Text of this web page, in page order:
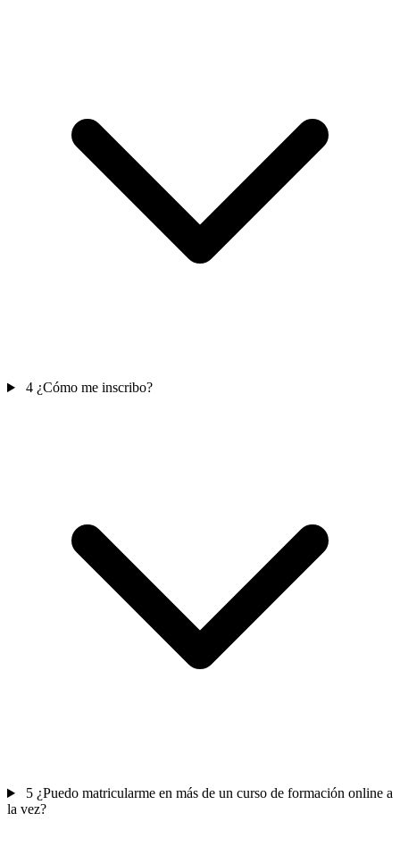
4 ¿Cómo me inscribo?
5 ¿Puedo matricularme en más de un curso de formación online a
la vez?